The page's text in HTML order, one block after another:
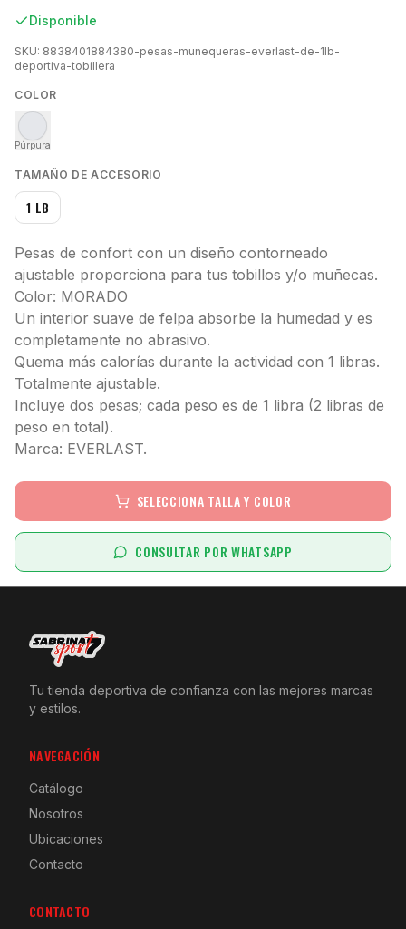
Disponible
SKU: 8838401884380-pesas-munequeras-everlast-de-1lb-
deportiva-tobillera
COLOR
Púrpura
TAMAÑO DE ACCESORIO
1 LB
Pesas de confort con un diseño contorneado
ajustable proporciona para tus tobillos y/o muñecas.
Color: MORADO
Un interior suave de felpa absorbe la humedad y es
completamente no abrasivo.
Quema más calorías durante la actividad con 1 libras.
Totalmente ajustable.
Incluye dos pesas; cada peso es de 1 libra (2 libras de
peso en total).
Marca: EVERLAST.
SELECCIONA TALLA Y COLOR
CONSULTAR POR WHATSAPP
Tu tienda deportiva de confianza con las mejores marcas
y estilos.
NAVEGACIÓN
Catálogo
Nosotros
Ubicaciones
Contacto
CONTACTO